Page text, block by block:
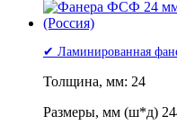
✔ Ламинированная
Толщина, мм: 24
Размеры, мм (ш*д)